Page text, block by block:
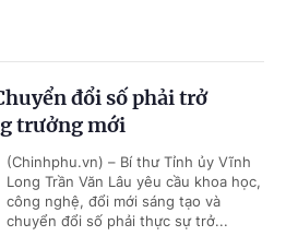
đổi số phải trở
trưởng mới
(Chinhphu.vn) – Bí thư Tỉnh ủy Vĩnh
Long Trần Văn Lâu yêu cầu khoa học,
công nghệ, đổi mới sáng tạo và
chuyển đổi số phải thực sự trở...